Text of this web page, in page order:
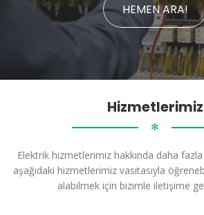
HEMEN ARA!
Hizmetlerimiz
✻
Elektrik hizmetlerimiz hakkında daha
aşağıdaki hizmetlerimiz vasıtasıyla
alabilmek için bizimle iletişime